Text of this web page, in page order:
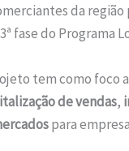
da região
fase do Programa
tem como foco a
de vendas,
para